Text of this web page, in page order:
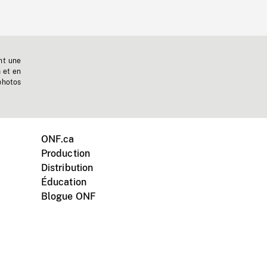
une
et en
ONF.ca
Production
Distribution
Éducation
Blogue ONF